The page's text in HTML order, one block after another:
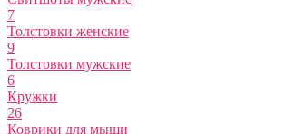
7
Толстовки женские
9
Толстовки мужские
6
Кружки
26
Коврики для мыши